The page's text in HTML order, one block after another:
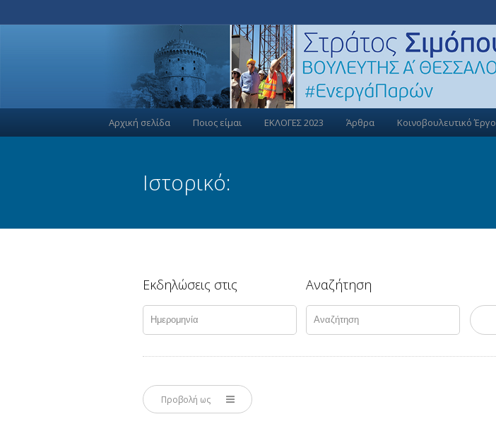
Αρχική σελίδα Ποιος είμαι ΕΚΛΟΓΕΣ 2023 Άρθρα Κοινοβουλευτικό Έργο
Ιστορικό:
Εκδηλώσεις στις Αναζήτηση
Πλοήγηση
Προβολών
Προβολή ως